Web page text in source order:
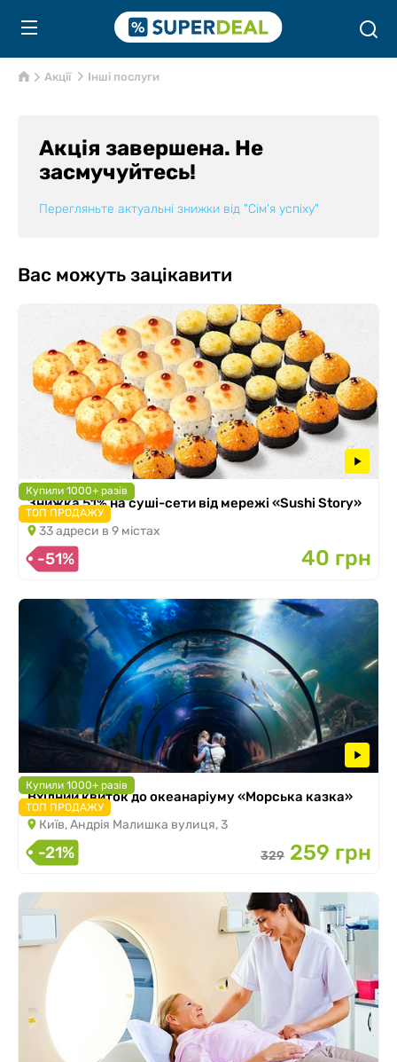
Акції Інші послуги
Акція завершена. Не
засмучуйтесь!
Перегляньте актуальні знижки від "Сім'я успіху"
Вас можуть зацікавити
Купили 1000+ разів
ТОП ПРОДАЖУ
Знижка 51% на суші-сети від мережі «Sushi Story»
33 адреси в 9 містах
-51% 40 грн
Купили 1000+ разів
ТОП ПРОДАЖУ
Вхідний квиток до океанаріуму «Морська казка»
Київ, Андрія Малишка вулиця, 3
-21% 329 259 грн